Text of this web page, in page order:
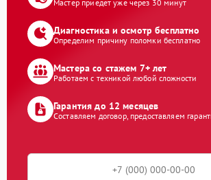
Мастер приедет уже через 30 минут
Диагностика и осмотр бесплатно
Определим причину поломки бесплатно
Мастера со стажем 7+ лет
Работаем с техникой любой сложности
Гарантия до 12 месяцев
Составляем договор, предоставляем